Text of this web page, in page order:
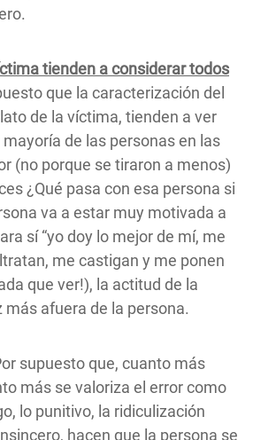
tienden a considerar todos
que la caracterización del
de la víctima, tienden a ver
de las personas en las
(no porque se tiraron a menos)
¿Qué pasa con esa persona si
va a estar muy motivada a
sí “yo doy lo mejor de mí, me
me castigan y me ponen
que ver!), la actitud de la
más afuera de la persona.
supuesto que, cuanto más
más se valoriza el error como
lo punitivo, la ridiculización
hacen que la persona se